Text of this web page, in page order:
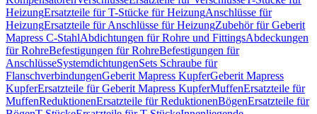
HeizungErsatzteile für T-Stücke für HeizungAnschlüsse für
HeizungErsatzteile für Anschlüsse für HeizungZubehör für Geberit
Mapress C-StahlAbdichtungen für Rohre und FittingsAbdeckungen
für RohreBefestigungen für RohreBefestigungen für
AnschlüsseSystemdichtungenSets Schraube für
FlanschverbindungenGeberit Mapress KupferGeberit Mapress
KupferErsatzteile für Geberit Mapress KupferMuffenErsatzteile für
MuffenReduktionenErsatzteile für ReduktionenBögenErsatzteile für